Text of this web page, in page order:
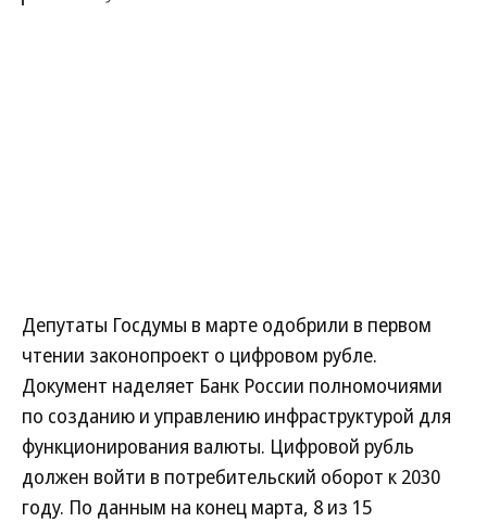
Депутаты Госдумы в марте одобрили в первом
чтении законопроект о цифровом рубле.
Документ наделяет Банк России полномочиями
по созданию и управлению инфраструктурой для
функционирования валюты. Цифровой рубль
должен войти в потребительский оборот к 2030
году. По данным на конец марта, 8 из 15